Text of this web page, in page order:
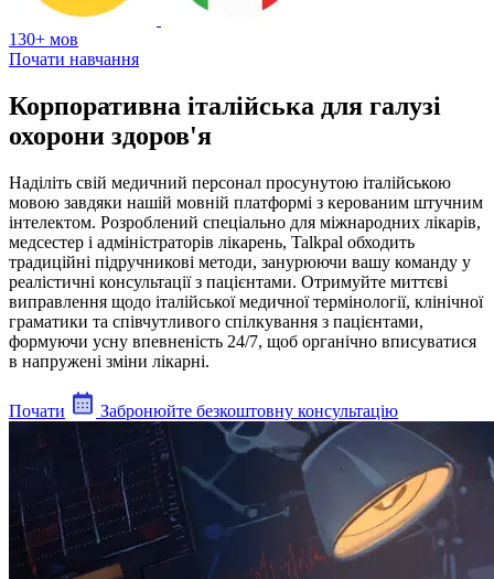
130+ мов
Почати навчання
Корпоративна італійська для галузі
охорони здоров'я
Наділіть свій медичний персонал просунутою італійською
мовою завдяки нашій мовній платформі з керованим штучним
інтелектом. Розроблений спеціально для міжнародних лікарів,
медсестер і адміністраторів лікарень, Talkpal обходить
традиційні підручникові методи, занурюючи вашу команду у
реалістичні консультації з пацієнтами. Отримуйте миттєві
виправлення щодо італійської медичної термінології, клінічної
граматики та співчутливого спілкування з пацієнтами,
формуючи усну впевненість 24/7, щоб органічно вписуватися
в напружені зміни лікарні.
Почати Забронюйте безкоштовну консультацію